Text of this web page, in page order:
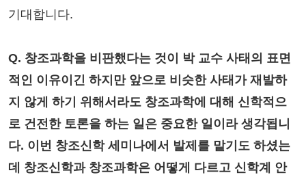
기대합니다.
Q. 창조과학을 비판했다는 것이 박 교수 사태의 표면
적인 이유이긴 하지만 앞으로 비슷한 사태가 재발하
지 않게 하기 위해서라도 창조과학에 대해 신학적으
로 건전한 토론을 하는 일은 중요한 일이라 생각됩니
다. 이번 창조신학 세미나에서 발제를 맡기도 하셨는
데 창조신학과 창조과학은 어떻게 다르고 신학계 안